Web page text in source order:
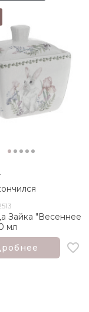
Зайка "Весеннее
мл